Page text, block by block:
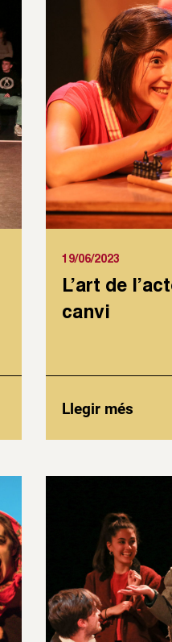
19/06/2023
L’art de
canvi
Llegir més